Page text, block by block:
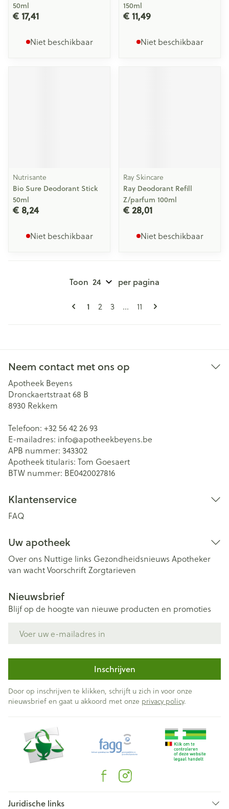
50ml
€ 17,41
Niet beschikbaar
150ml
€ 11,49
Niet beschikbaar
Nutrisante
Bio Sure Deodorant Stick
50ml
€ 8,24
Niet beschikbaar
Ray Skincare
Ray Deodorant Refill
Z/parfum 100ml
€ 28,01
Niet beschikbaar
Pagina's
U lees momenteel pagina
1 Pagina
2 Pagina
3 ... Pagina
11
Toon per pagina
Neem contact met ons op
Apotheek Beyens
Dronckaertstraat 68 B
8930 Rekkem
Telefoon: +32 56 42 26 93
E-mailadres: info@apotheekbeyens.be
APB nummer: 343302
Apotheek titularis: Tom Goesaert
BTW nummer: BE0420027816
Klantenservice
FAQ
Uw apotheek
Over ons Nuttige links Gezondheidsnieuws Apotheker
van wachtVoorschriftZorgtarieven
Nieuwsbrief
Blijf op de hoogte van nieuwe producten en promoties
Inschrijven
Door op inschrijven te klikken, schrijft u zich in voor onze
nieuwsbrief en gaat u akkoord met onze privacy policy.
Juridische links